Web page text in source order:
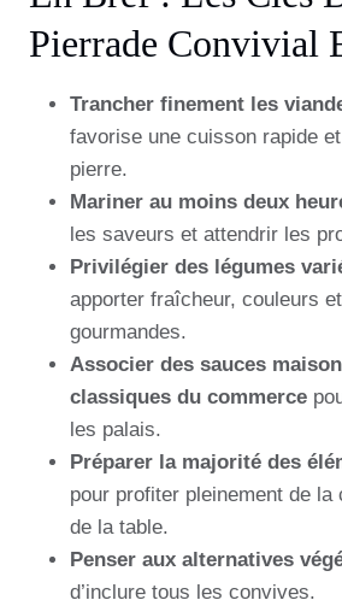
Pierrade Convivial
Trancher finement les
favorise une cuisson rapide
pierre.
Mariner au moins deux
les saveurs et attendrir les
Privilégier des légumes
apporter fraîcheur, couleurs
gourmandes.
Associer des sauces
classiques du commerce
les palais.
Préparer la majorité des
pour profiter pleinement de
de la table.
Penser aux alternatives
d’inclure tous les convives.